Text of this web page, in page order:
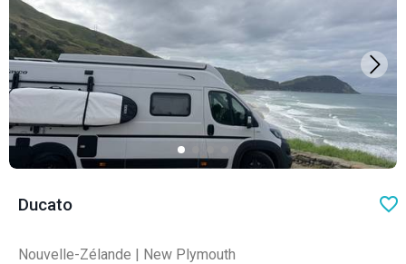
Ducato
Nouvelle-Zélande | New Plymouth